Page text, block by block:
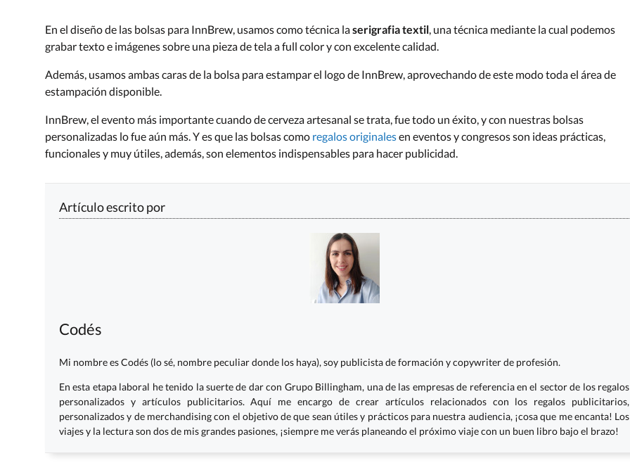
En el diseño de las bolsas para InnBrew, usamos como técnica laserigrafia textil , una técnica mediante la cual podemos
grabar texto e imágenes sobre una pieza de tela a full color y con excelente calidad.
Además, usamos ambas caras de la bolsa para estampar el logo de InnBrew, aprovechando de este modo toda el área de
estampación disponible.
InnBrew, el evento más importante cuando de cerveza artesanal se trata, fue todo un éxito, y con nuestras bolsas
personalizadas lo fue aún más. Y es que las bolsas como regalos originalesen eventos y congresos son ideas prácticas,
funcionales y muy útiles, además, son elementos indispensables para hacer publicidad.
Artículo escrito por
Codés
Mi nombre es Codés (lo sé, nombre peculiar donde los haya), soy publicista de formación y copywriter de profesión.
En esta etapa laboral he tenido la suerte de dar con Grupo Billingham, una de las empresas de referencia en el sector de los regalos
personalizados y artículos publicitarios. Aquí me encargo de crear artículos relacionados con los regalos publicitarios,
personalizados y de merchandising con el objetivo de que sean útiles y prácticos para nuestra audiencia, ¡cosa que me encanta! Los
viajes y la lectura son dos de mis grandes pasiones, ¡siempre me verás planeando el próximo viaje con un buen libro bajo el brazo!